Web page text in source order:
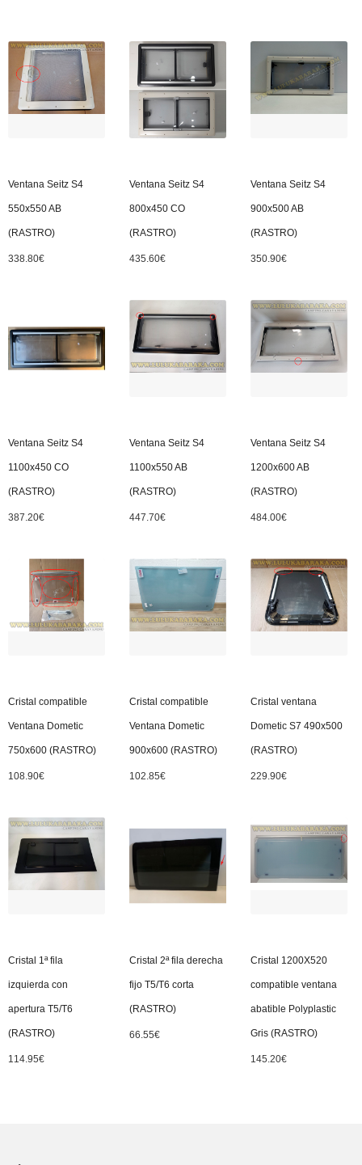
Ventana Seitz S4
550x550 AB
(RASTRO)
338.80€
Ventana Seitz S4
800x450 CO
(RASTRO)
435.60€
Ventana Seitz S4
900x500 AB
(RASTRO)
350.90€
Ventana Seitz S4
1100x450 CO
(RASTRO)
387.20€
Ventana Seitz S4
1100x550 AB
(RASTRO)
447.70€
Ventana Seitz S4
1200x600 AB
(RASTRO)
484.00€
Cristal compatible
Ventana Dometic
750x600 (RASTRO)
108.90€
Cristal compatible
Ventana Dometic
900x600 (RASTRO)
102.85€
Cristal ventana
Dometic S7 490x500
(RASTRO)
229.90€
Cristal 1ª fila
izquierda con
apertura T5/T6
(RASTRO)
114.95€
Cristal 2ª fila derecha
fijo T5/T6 corta
(RASTRO)
66.55€
Cristal 1200X520
compatible ventana
abatible Polyplastic
Gris (RASTRO)
145.20€